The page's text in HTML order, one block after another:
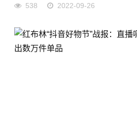
538 2022-09-26